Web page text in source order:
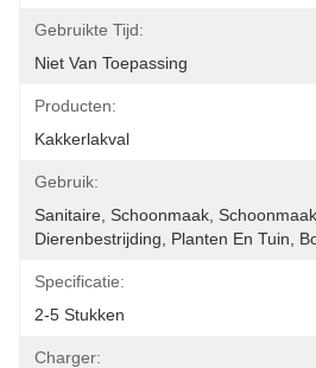
Gebruikte Tijd:
Niet Van Toepassing
Producten:
Kakkerlakval
Gebruik:
Sanitaire, Schoonmaak,
Dierenbestrijding, Planten En Tuin,
Specificatie:
2-5 Stukken
Charger: